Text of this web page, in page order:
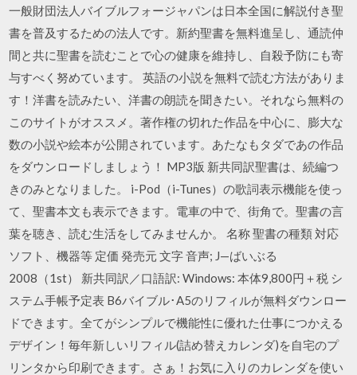
一般財団法人バイブルフォージャパンは日本全国に解説付き聖
書を普及するための法人です。新約聖書を無料進呈し、通読仲
間と共に聖書を読むことで心の健康を維持し、自殺予防にも寄
与すべく努めています。 英語の小説を無料で読む方法がありま
す！洋書を読みたい、洋書の朗読を聞きたい。それなら無料の
このサイトがオススメ。著作権の切れた作品を中心に、膨大な
数の小説や絵本が公開されています。あたなもタダであの作品
をダウンロードしましょう！ MP3版 新共同訳聖書は、続編つ
きのみとなりました。 i-Pod（i-Tunes）の歌詞表示機能を使っ
て、聖書本文も表示できます。電車の中で、街角で。聖書の言
葉を聴き、読む生活をしてみませんか。 名称 聖書の種類 対応
ソフト、機器等 定価 発売元 文字 音声; J—ばいぶる
2008（1st） 新共同訳／口語訳: Windows: 本体9,800円＋税 シ
ステム手帳予定表 B6バイブル･A5のリフィルが無料ダウンロー
ドできます。全てがシンプルで機能性に優れた仕事につかえる
デザイン！毎年新しいリフィル(詰め替えカレンダ)を自宅のプ
リンタから印刷できます。さぁ！お気に入りのカレンダを使い